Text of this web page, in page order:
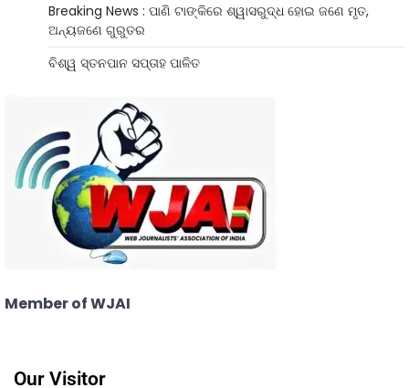
Breaking News : ପାଣି ଟାଙ୍କିରେ ଶ୍ୱାସରୁଦ୍ଧ ହୋଇ ଜଣେ ମୃତ,
ଅନ୍ୟଜଣେ ଗୁରୁତର
ବିଶ୍ୱ ସ୍ତନପାନ ସପ୍ତାହ ପାଳିତ
Member of WJAI
Our Visitor